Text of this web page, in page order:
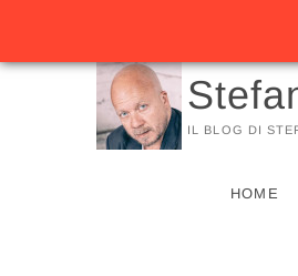
Vai
IL BLOG DI
HOME